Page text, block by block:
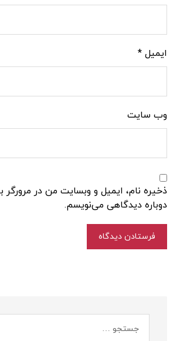
ایمیل*
وب‌ سایت
ذخیره نام، ایمیل و وبسایت من در مرورگر
دوباره دیدگاهی می‌نویسم.
فرستادن دیدگاه